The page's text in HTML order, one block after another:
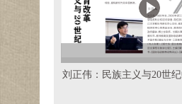
刘正伟：民族主义与20世